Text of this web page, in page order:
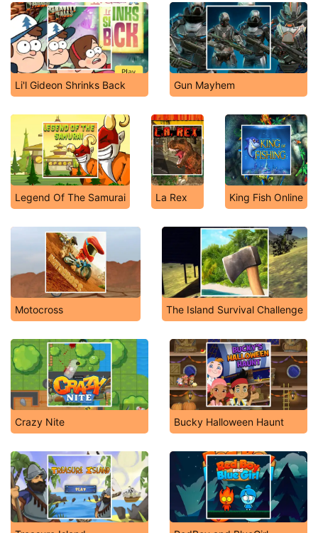
Li'l Gideon Shrinks Back Gun Mayhem
Legend Of The Samurai La Rex King Fish Online
Motocross The Island Survival Challenge
Crazy Nite Bucky Halloween Haunt